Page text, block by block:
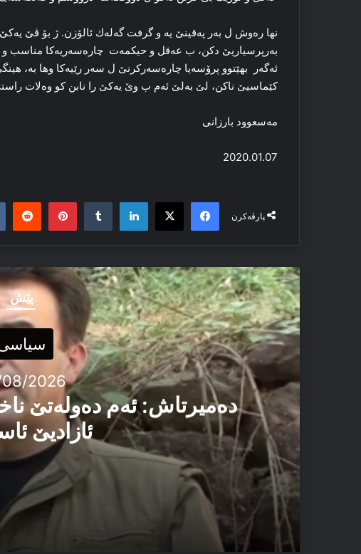
نها ره‌وش ل بەر پەقینێ یە و گرفت گەلەك ئالۆزن. ژ بۆ ڤێ
به‌رپرسیاریێ دکن، ب عه‌قل و حیکمه‌ت چاره‌سه‌ریه‌کا مناسب و
ئه‌گه‌ر بھێتوو پرۆسه‌یا چاره‌سه‌رکرنێ ل سه‌ر رێیه‌کا‌ وها بە،
کێماسیێ ناکن، لێ به‌لێ ئەم ب وێ یه‌کێ را نابن کو وه‌لات
مه‌سعوود بارزانی
2020.01.07
پارڤەکرن
Facebook
X
LinkedIn
Tumblr
پێش
2026
دەمیرتاش: ئەم دەولەتێ
ئازادیێ
06/08/2026
دەمیرتاش: ئەم دەولەتێ ناخوازن دەولەت ل پێشییا